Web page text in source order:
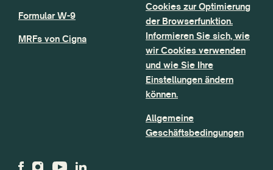
Formular W-9
MRFs von Cigna
Cookies zur Optimierung
der Browserfunktion.
Informieren Sie sich, wie
wir Cookies verwenden
und wie Sie Ihre
Einstellungen ändern
können.
Allgemeine
Geschäftsbedingungen